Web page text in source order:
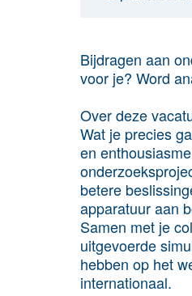
Bijdragen aan
voor je? Word
Over deze
Wat je precies
en
betere
apparatuur aan
Samen met je
uitgevoerde
hebben op het
internationaal.